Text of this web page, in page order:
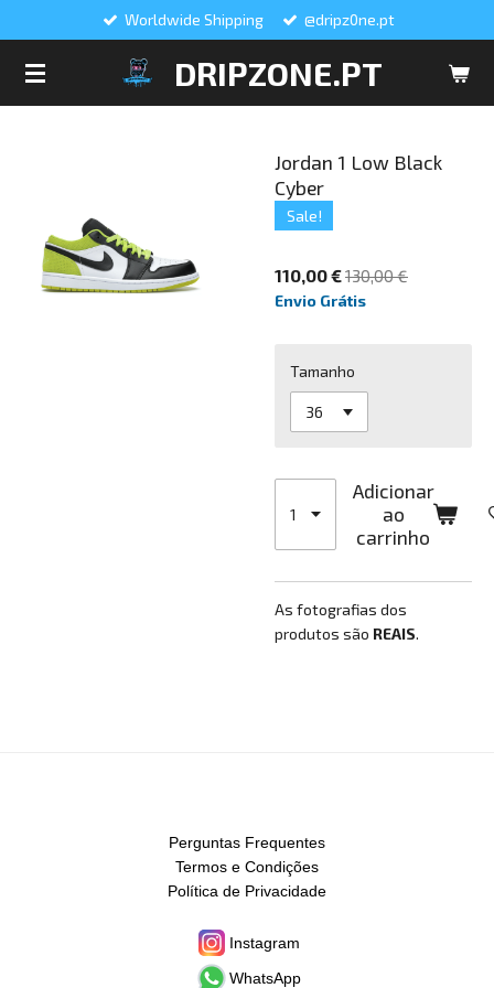
DRIPZONE.PT
Worldwide Shipping @dripz0ne.pt
Jordan 1 Low Black
Cyber
Sale!
110,00 €130,00 €
Envio Grátis
Tamanho
Adicionar
ao
carrinho
As fotografias dos
produtos são REAIS.
Perguntas Frequentes
Termos e Condições
Política de Privacidade
Instagram
WhatsApp